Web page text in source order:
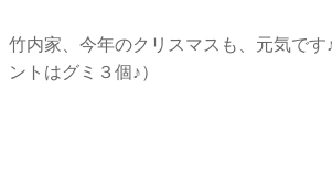
竹内家、今年のクリスマスも、元気です
ントはグミ３個♪）